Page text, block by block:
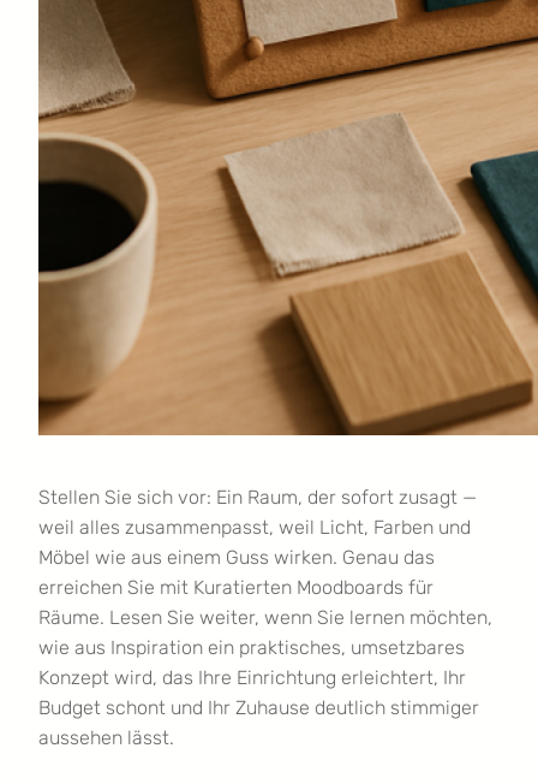
Stellen Sie sich vor: Ein Raum, der sofort zusagt —
weil alles zusammenpasst, weil Licht, Farben und
Möbel wie aus einem Guss wirken. Genau das
erreichen Sie mit Kuratierten Moodboards für
Räume. Lesen Sie weiter, wenn Sie lernen möchten,
wie aus Inspiration ein praktisches, umsetzbares
Konzept wird, das Ihre Einrichtung erleichtert, Ihr
Budget schont und Ihr Zuhause deutlich stimmiger
aussehen lässt.